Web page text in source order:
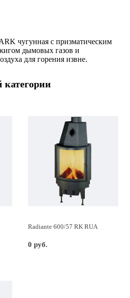
чугунная с призматическим
дымовых газов и
для горения извне.
Radiante 600/57 RK RUA
0 руб.